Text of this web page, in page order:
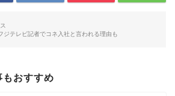
ジテレビ記者でコネ入社と言われる理由も
もおすすめ